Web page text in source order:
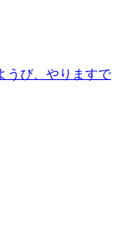
うび、やりますで